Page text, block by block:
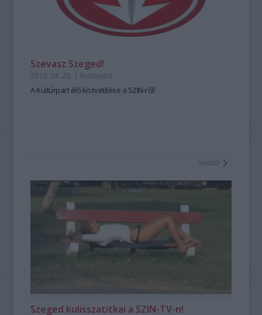
Szevasz Szeged!
2010. 08. 25. | Kultúrpart
A Kultúrpart élő közvetítése a SZIN-ről!
tovább
Szeged kulisszatitkai a SZIN-TV-n!